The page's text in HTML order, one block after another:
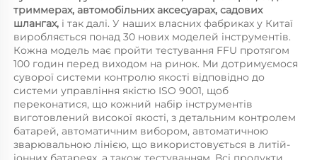
триммерах, автомобільних аксесуарах, садових
шлангах, і так далі. У наших власних фабриках у Китаї
виробляється понад 30 нових моделей інструментів.
Кожна модель має пройти тестування FFU протягом
100 годин перед виходом на ринок. Ми дотримуємося
суворої системи контролю якості відповідно до
системи управління якістю ISO 9001, щоб
переконатися, що кожний набір інструментів
виготовлений високої якості, з детальним контролем
батарей, автоматичним вибором, автоматичною
зварювальною лінією, що використовується в литій-